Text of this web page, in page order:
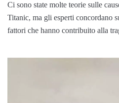
Ci sono state molte teorie sulle
Titanic, ma gli esperti concordano
fattori che hanno contribuito alla